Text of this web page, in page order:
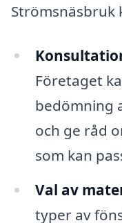
Strömsnäsbruk
Företaget
bedömning
och ge råd
som kan
Val av
typer av